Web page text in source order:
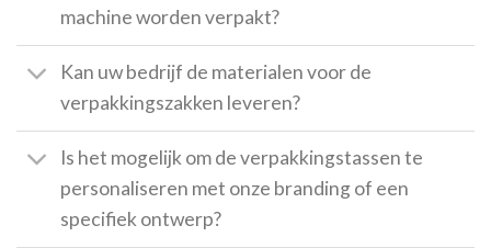
machine worden verpakt?
Kan uw bedrijf de materialen voor de
verpakkingszakken leveren?
Is het mogelijk om de verpakkingstassen te
personaliseren met onze branding of een
specifiek ontwerp?